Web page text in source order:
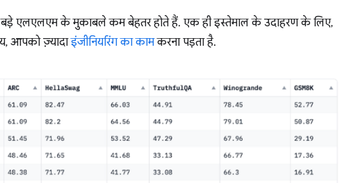
बड़े एलएलएम के मुकाबले कम बेहतर होते हैं. एक ही इस्तेमाल के उदाहरण के लिए,
आपको ज़्यादाइंजीनियरिंग का कामकरना पड़ता है.